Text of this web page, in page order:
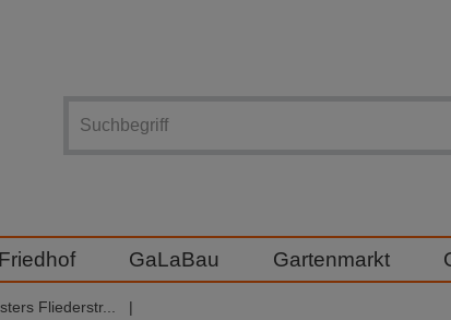
GaLaBau Gartenmarkt
Fliederstr...